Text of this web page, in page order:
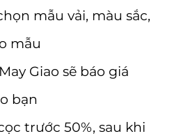
mẫu vải, màu sắc,
mẫu
Giao sẽ báo giá
bạn
trước 50%, sau khi